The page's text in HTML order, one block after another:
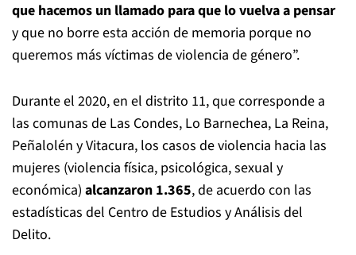
que hacemos un llamado para que lo vuelva a pensar
y que no borre esta acción de memoria porque no
queremos más víctimas de violencia de género”.
Durante el 2020, en el distrito 11, que corresponde a
las comunas de Las Condes, Lo Barnechea, La Reina,
Peñalolén y Vitacura, los casos de violencia hacia las
mujeres (violencia física, psicológica, sexual y
económica) alcanzaron 1.365, de acuerdo con las
estadísticas del Centro de Estudios y Análisis del
Delito.